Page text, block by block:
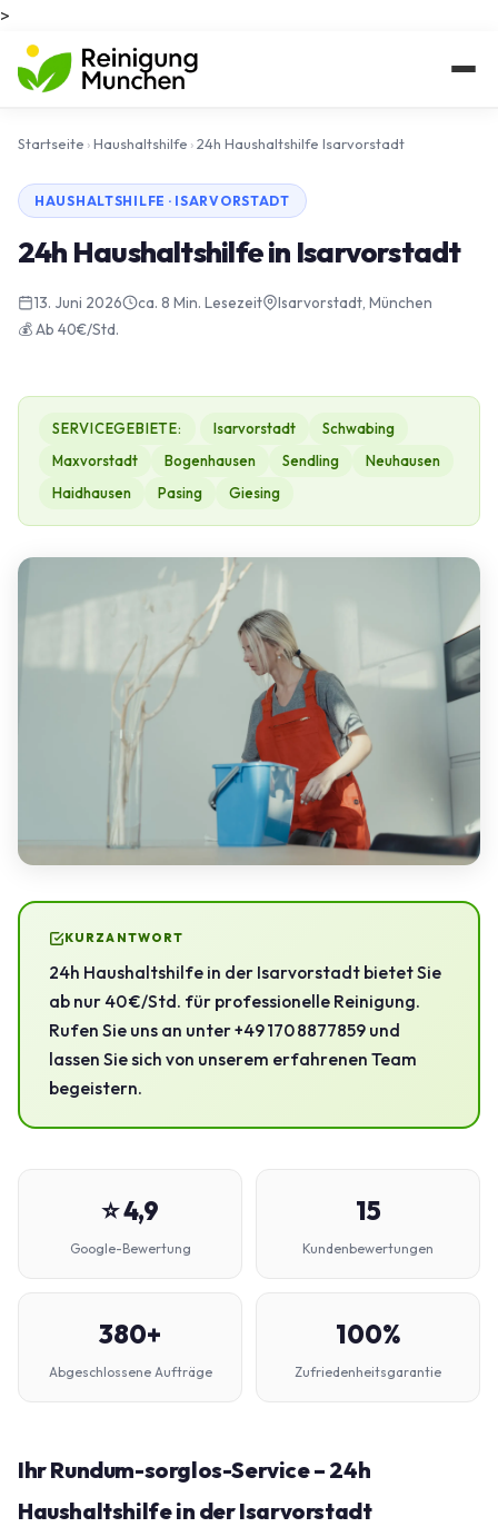
>
Startseite ›Haushaltshilfe ›24h Haushaltshilfe Isarvorstadt
HAUSHALTSHILFE · ISARVORSTADT
24h Haushaltshilfe in Isarvorstadt
13. Juni 2026 ca. 8 Min. Lesezeit
Isarvorstadt, München
💰 Ab 40€/Std.
SERVICEGEBIETE: Isarvorstadt
Schwabing
Maxvorstadt
Bogenhausen Sendling
Neuhausen
Haidhausen
Pasing Giesing
KURZANTWORT
24h Haushaltshilfe in der Isarvorstadt bietet Sie
ab nur 40 €/Std. für professionelle Reinigung.
Rufen Sie uns an unter +49 170 8877859 und
lassen Sie sich von unserem erfahrenen Team
begeistern.
⭐ 4,9
Google-Bewertung
15
Kundenbewertungen
380+
Abgeschlossene Aufträge
100%
Zufriedenheitsgarantie
Ihr Rundum-sorglos-Service – 24h
Haushaltshilfe in der Isarvorstadt